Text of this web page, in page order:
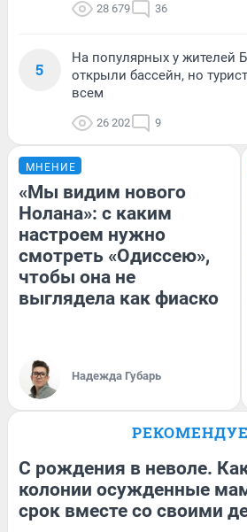
28 679 36
5
На популярных у жителей
открыли бассейн, но
всем
26 202 9
МНЕНИЕ
«Мы видим нового
Нолана»: с каким
настроем нужно
смотреть «Одиссею»,
чтобы она не
выглядела как фиаско
Надежда Губарь
С рождения в неволе.
колонии осужденные
срок вместе со своими